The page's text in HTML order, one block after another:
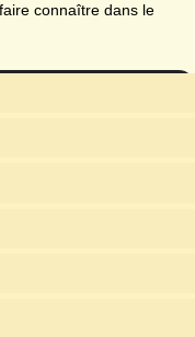
connaître dans le